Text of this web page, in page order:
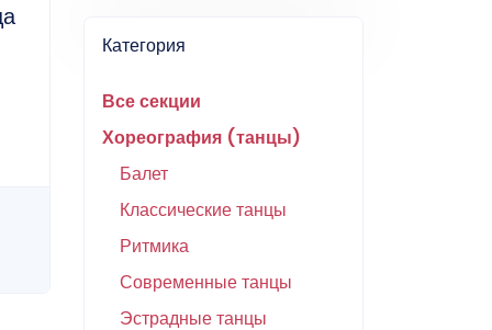
Категория
Все секции
Хореография (танцы)
Балет
Классические танцы
Ритмика
Современные танцы
Эстрадные танцы